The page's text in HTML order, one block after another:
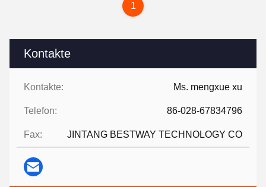
Kontakte
Kontakte: Ms. mengxue xu
Telefon: 86-028-67834796
Fax: JINTANG BESTWAY TECHNOLOGY CO
1